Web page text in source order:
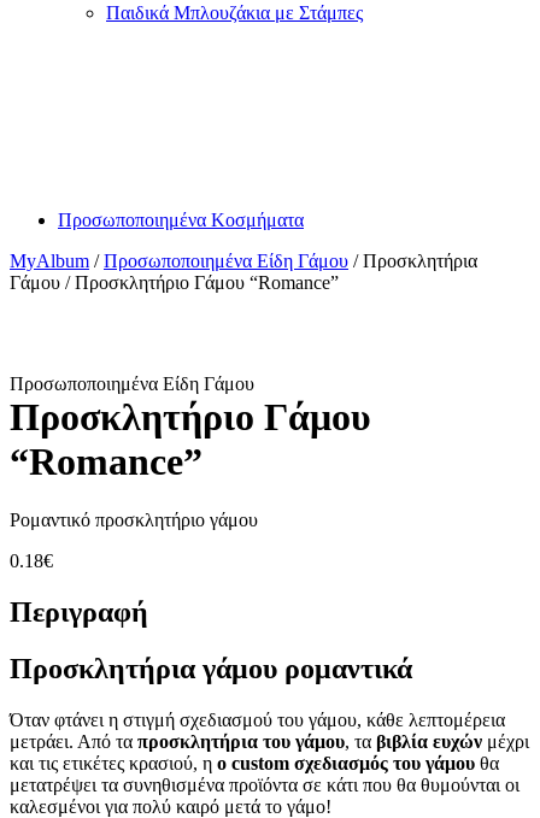
Παιδικά Μπλουζάκια με Στάμπες
Προσωποποιημένα Κοσμήματα
MyAlbum /Προσωποποιημένα Είδη Γάμου / Προσκλητήρια
Γάμου / Προσκλητήριο Γάμου “Romance”
Προσωποποιημένα Είδη Γάμου
Προσκλητήριο Γάμου
“Romance”
Ρομαντικό προσκλητήριο γάμου
0.18€
Περιγραφή
Προσκλητήρια γάμου ρομαντικά
Όταν φτάνει η στιγμή σχεδιασμού του γάμου, κάθε λεπτομέρεια
μετράει. Από τα προσκλητήρια του γάμου, τα βιβλία ευχών μέχρι
και τις ετικέτες κρασιού, η ο custom σχεδιασμός του γάμου θα
μετατρέψει τα συνηθισμένα προϊόντα σε κάτι που θα θυμούνται οι
καλεσμένοι για πολύ καιρό μετά το γάμο!